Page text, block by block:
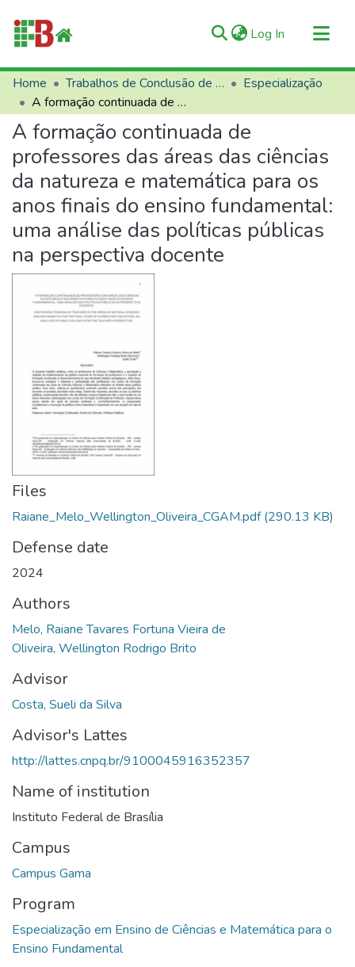
Log In (current)
Communities & Collections
All of RIIFB
Manuals and Terms
Statistics
About RIIFB
Help
Contacts
Home Trabalhos de Conclusão de Curso (TCCs)
Especialização
A formação continuada de professores das áreas das ciências da natureza e matemática para os anos finais do ensino fundamental: uma análise das políticas públicas na perspectiva docente
A formação continuada de
professores das áreas das ciências
da natureza e matemática para os
anos finais do ensino fundamental:
uma análise das políticas públicas
na perspectiva docente
Files
Raiane_Melo_Wellington_Oliveira_CGAM.pdf(290.13 KB)
Defense date
2024
Authors
Melo, Raiane Tavares Fortuna Vieira de
Oliveira, Wellington Rodrigo Brito
Advisor
Costa, Sueli da Silva
Advisor's Lattes
http://lattes.cnpq.br/9100045916352357
Name of institution
Instituto Federal de Brasília
Campus
Campus Gama
Program
Especialização em Ensino de Ciências e Matemática para o
Ensino Fundamental